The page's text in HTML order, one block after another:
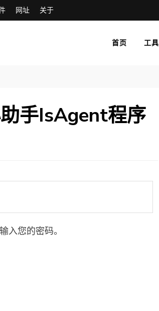
网址 关于
首页 工具
手IsAgent程序
入您的密码。